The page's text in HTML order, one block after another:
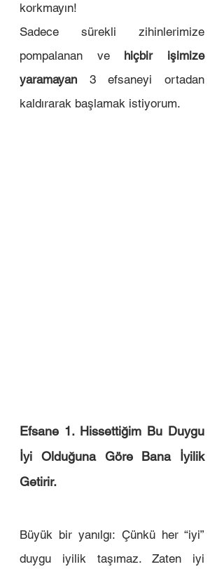
korkmayın!
Sadece sürekli zihinlerimize
pompalanan ve hiçbir işimize
yaramayan 3 efsaneyi ortadan
kaldırarak başlamak istiyorum.
Efsane 1. Hissettiğim Bu Duygu
İyi Olduğuna Göre Bana İyilik
Getirir.
Büyük bir yanılgı: Çünkü her “iyi”
duygu iyilik taşımaz. Zaten iyi